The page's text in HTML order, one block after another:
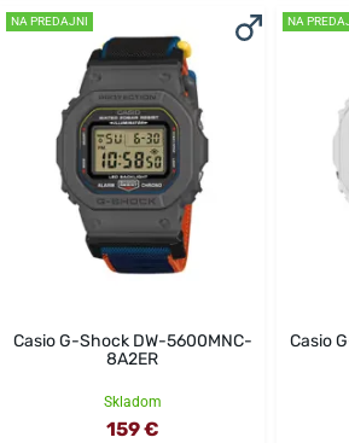
NA PREDAJNI
Casio G-Shock DW-5600MNC-
8A2ER
Skladom
159 €
NA
Casio